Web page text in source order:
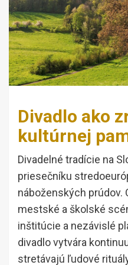
Divadlo ako
kultúrnej
Divadelné tradície na
priesečníku
náboženských prúdov.
mestské a školské
inštitúcie a nezávislé
divadlo vytvára
stretávajú ľudové